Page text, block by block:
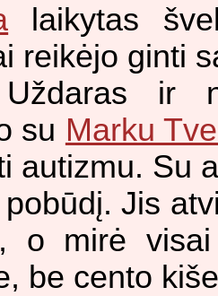
laikytas
reikėjo ginti
ir
su Marku
autizmu. Su
Jis
o mirė
be cento